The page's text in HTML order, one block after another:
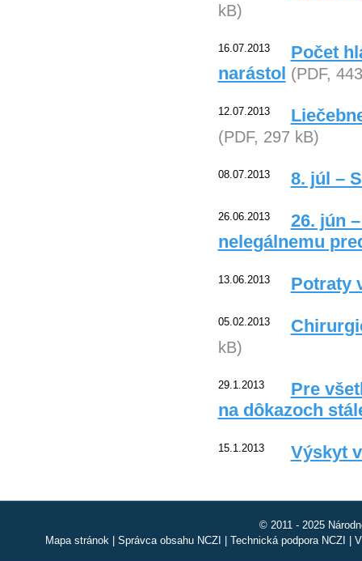
kB)
16.07.2013
Počet
narástol (PDF,
12.07.2013
(PDF, 297 kB)
08.07.2013 8. júl –
26.06.2013
26. jún
nelegálnemu
13.06.2013 Potraty
05.02.2013
kB)
29.1.2013
Pre
na dôkazoch
15.1.2013 Výskyt
© 2011 - 2025
Mapa stránok| Správca obsahu NCZI Technická podpora NCZI